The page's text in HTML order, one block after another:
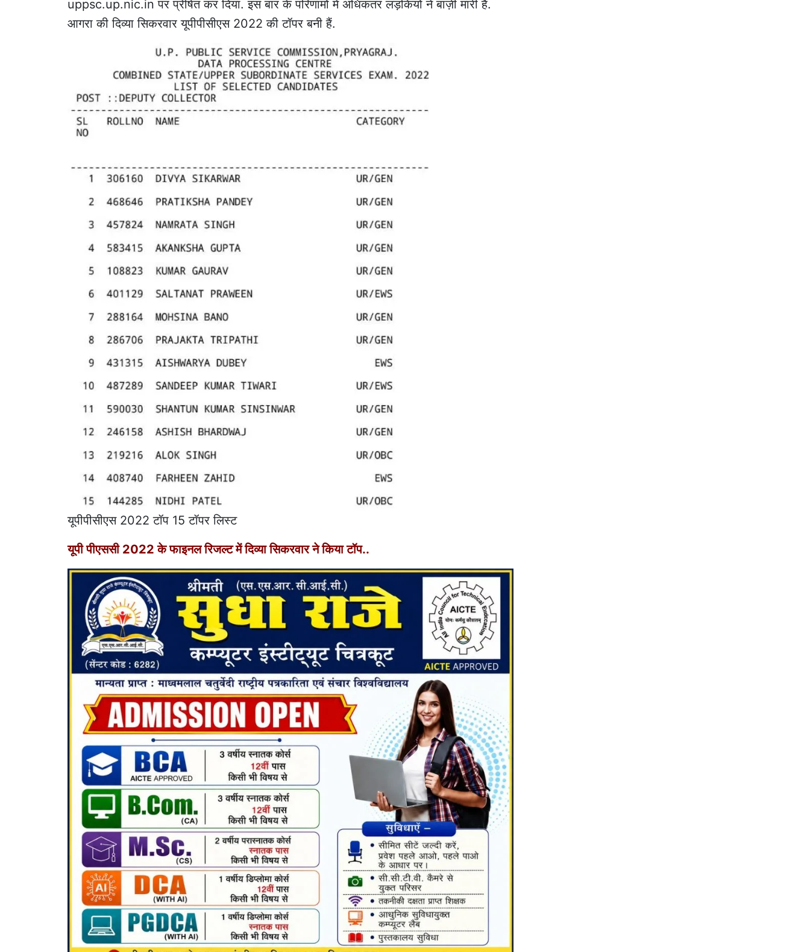
uppsc.up.nic.in पर प्रेषित कर दिया. इस बार के परिणामों में अधिकतर लड़कियों ने बाज़ी मारी है.
आगरा की दिव्या सिकरवार यूपीपीसीएस 2022 की टॉपर बनी हैं.
यूपीपीसीएस 2022 टॉप 15 टॉपर लिस्ट
यूपी पीएससी 2022 के फाइनल रिजल्ट में दिव्या सिकरवार ने किया टॉप..